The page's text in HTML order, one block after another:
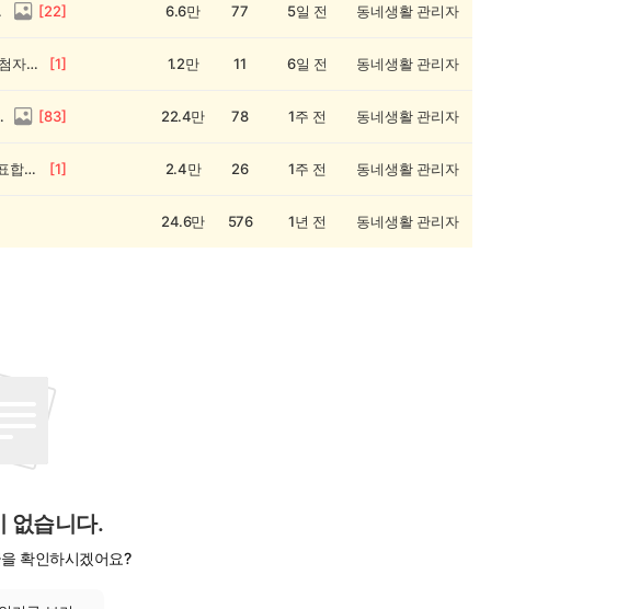
17) [22] 6.6만 77 5일 전 동네생활 관리자
💰[당첨자 발표] 26회차 우리 동네 정보왕 이벤트 당첨자를 발표합니다! [1] 1.2만 11 6일 전 동네생활 관리자
회차 (~8/10) [83] 22.4만 78 1주 전 동네생활 관리자
💰[당첨자 발표] 우리 동네 썰전 12회차 당첨자를 발표합니다! [1] 2.4만 26 1주 전 동네생활 관리자
24.6만 576 1년 전 동네생활 관리자
없습니다.
확인하시겠어요?